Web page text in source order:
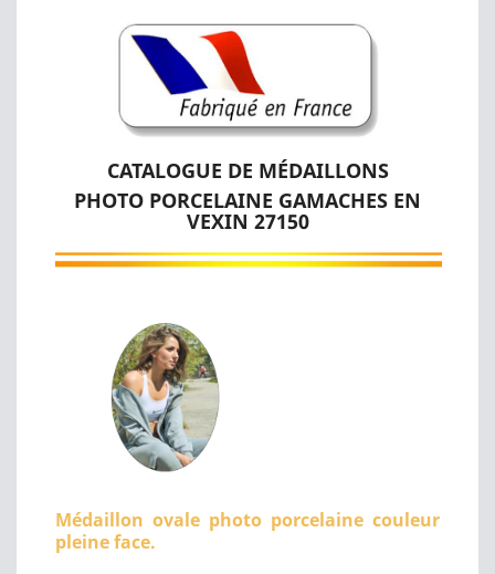
CATALOGUE DE MÉDAILLONS
PHOTO PORCELAINE GAMACHES EN
VEXIN 27150
Médaillon ovale photo porcelaine couleur
pleine face.